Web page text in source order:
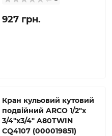
927 грн.
Кран кульовий кутовий
подвійний ARCO 1/2″х
3/4″х3/4″ A80TWIN
CQ4107 (000019851)